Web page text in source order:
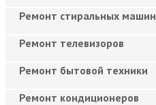
Ремонт стиральных машин
Ремонт телевизоров
Ремонт бытовой техники
Ремонт кондиционеров